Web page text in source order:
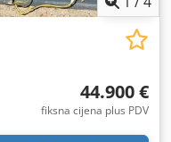
44.900 €
fiksna cijena plus PDV